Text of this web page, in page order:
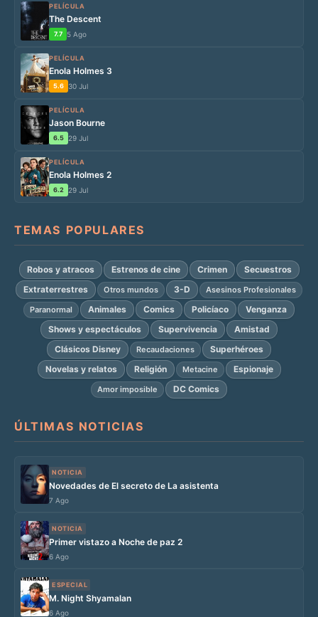
PELÍCULA
The Descent
7.7 5 Ago
PELÍCULA
Enola Holmes 3
5.6 30 Jul
PELÍCULA
Jason Bourne
6.5 29 Jul
PELÍCULA
Enola Holmes 2
6.2 29 Jul
TEMAS POPULARES
Robos y atracos Estrenos de cine Crimen
Secuestros
Extraterrestres
Otros mundos 3-D
Asesinos Profesionales
Paranormal
Animales Comics Policíaco
Venganza
Shows y espectáculos
Supervivencia
Amistad
Clásicos Disney
Recaudaciones
Superhéroes
Novelas y relatos
Religión Metacine Espionaje
Amor imposible DC Comics
ÚLTIMAS NOTICIAS
NOTICIA
Novedades de El secreto de La asistenta
7 Ago
NOTICIA
Primer vistazo a Noche de paz 2
6 Ago
ESPECIAL
M. Night Shyamalan
6 Ago